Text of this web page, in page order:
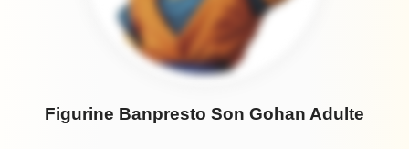
Figurine Banpresto Son Gohan Adulte